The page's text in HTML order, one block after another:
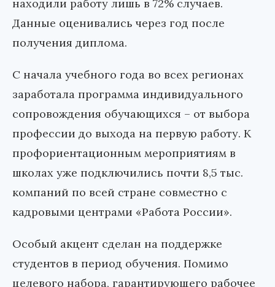
находили работу лишь в 72% случаев.
Данные оценивались через год после
получения диплома.
С начала учебного года во всех регионах
заработала программа индивидуального
сопровождения обучающихся – от выбора
профессии до выхода на первую работу. К
профориентационным мероприятиям в
школах уже подключились почти 8,5 тыс.
компаний по всей стране совместно с
кадровыми центрами «Работа России».
Особый акцент сделан на поддержке
студентов в период обучения. Помимо
целевого набора, гарантирующего рабочее